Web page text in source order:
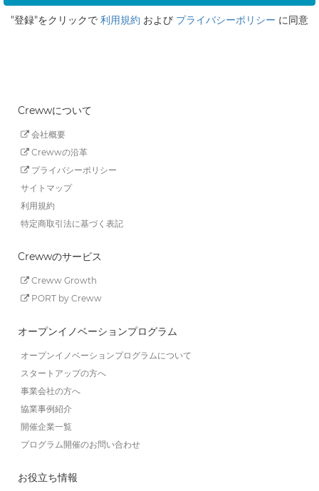
"登録"をクリックで 利用規約 および プライバシーポリシー に同意
Crewwについて
会社概要
Crewwの沿革
プライバシーポリシー
サイトマップ
利用規約
特定商取引法に基づく表記
Crewwのサービス
Creww Growth
PORT by Creww
オープンイノベーションプログラム
オープンイノベーションプログラムについて
スタートアップの方へ
事業会社の方へ
協業事例紹介
開催企業一覧
プログラム開催のお問い合わせ
お役立ち情報